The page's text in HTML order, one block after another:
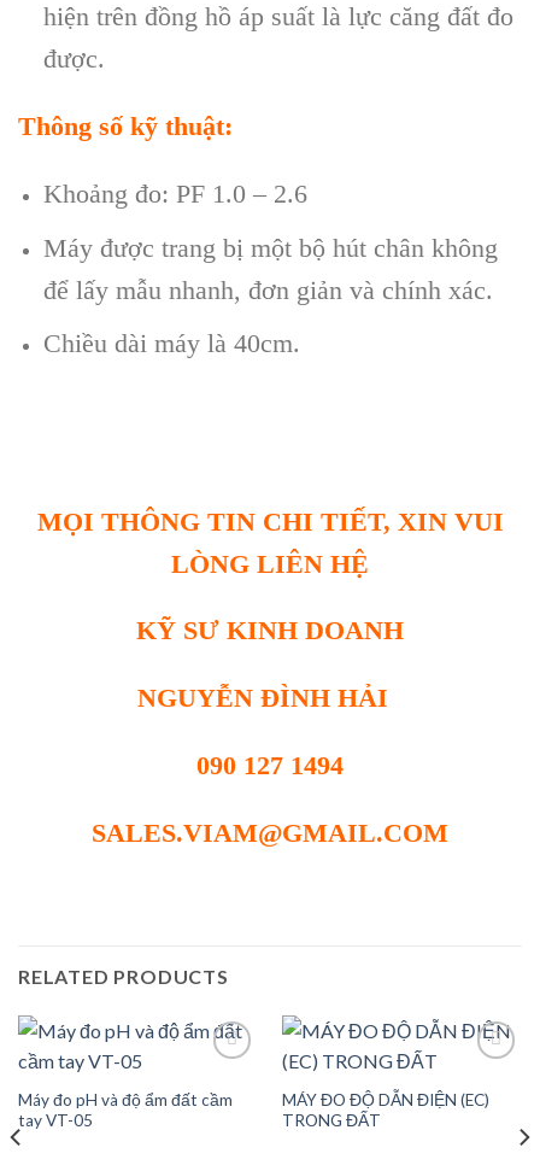
hiện trên đồng hồ áp suất là lực căng đất đo
được.
Thông số kỹ thuật:
Khoảng đo: PF 1.0 – 2.6
Máy được trang bị một bộ hút chân không
để lấy mẫu nhanh, đơn giản và chính xác.
Chiều dài máy là 40cm.
MỌI THÔNG TIN CHI TIẾT, XIN VUI
LÒNG LIÊN HỆ
KỸ SƯ KINH DOANH
NGUYỄN ĐÌNH HẢI
090 127 1494
SALES.VIAM@GMAIL.COM
RELATED PRODUCTS
Máy đo pH và độ ẩm đất cầm
tay VT-05
MÁY ĐO ĐỘ DẪN ĐIỆN (EC)
TRONG ĐẤT